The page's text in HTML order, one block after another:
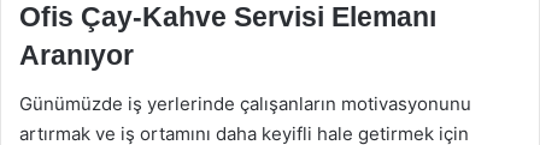
Ofis Çay-Kahve Servisi Elemanı
Aranıyor
Günümüzde iş yerlerinde çalışanların motivasyonunu
artırmak ve iş ortamını daha keyifli hale getirmek için